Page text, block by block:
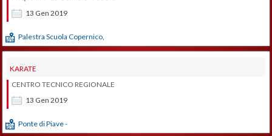
13 Gen 2019
Palestra Scuola Copernico,
KARATE
13 Gen 2019
CENTRO TECNICO REGIONALE
Ponte di Piave -